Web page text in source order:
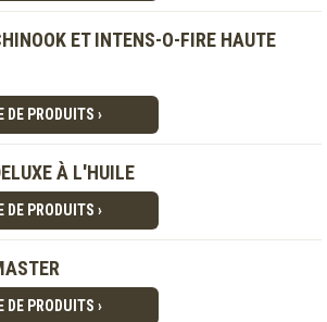
ET INTENS-O-FIRE HAUTE
DE PRODUITS ›
À L'HUILE
DE PRODUITS ›
DE PRODUITS ›